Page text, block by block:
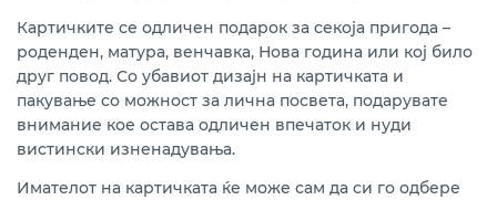
Картичките се одличен подарок за секоја пригода –
роденден, матура, венчавка, Нова година или кој било
друг повод. Со убавиот дизајн на картичката и
пакување со можност за лична посвета, подарувате
внимание кое остава одличен впечаток и нуди
вистински изненадувања.
Имателот на картичката ќе може сам да си го одбере